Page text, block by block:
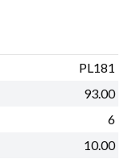
PL181
93.00
6
10.00